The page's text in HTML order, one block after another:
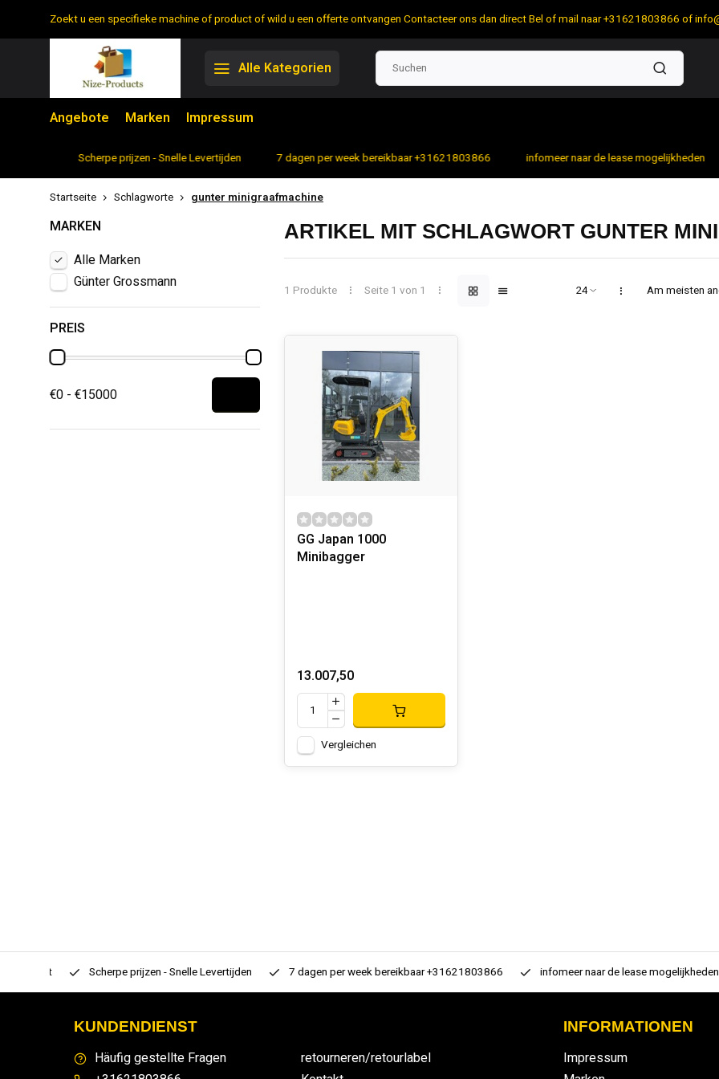
Zoekt u een specifieke machine of product of wild u een offerte ontvangen Contacteer ons dan direct Bel of mail naar +31621803866 of
Alle Kategorien
Angebote Marken Impressum
Scherpe prijzen - Snelle Levertijden 7 dagen per week bereikbaar +31621803866 infomeer naar de lease mogelijkheden
Startseite Schlagworte gunter minigraafmachine
MARKEN
Alle Marken
Günter Grossmann
PREIS
€0 - €15000
ARTIKEL MIT SCHLAGWORT GUNTER
1 Produkte Seite 1 von 1 Am meisten
GG Japan 1000
Minibagger
13.007,50
Vergleichen
Scherpe prijzen - Snelle Levertijden 7 dagen per week bereikbaar +31621803866 infomeer naar de lease mogelijkheden
KUNDENDIENST
Häufig gestellte Fragen
retourneren/retourlabel
INFORMATIONEN
Impressum